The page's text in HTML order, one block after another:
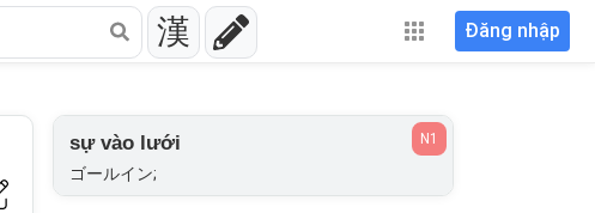
漢 Đăng nhập
sự vào lưới
ゴールイン;
N1